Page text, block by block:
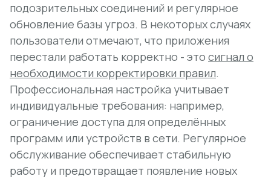
подозрительных соединений и регулярное
обновление базы угроз. В некоторых случаях
пользователи отмечают, что приложения
перестали работать корректно - это сигнал о
необходимости корректировки правил.
Профессиональная настройка учитывает
индивидуальные требования: например,
ограничение доступа для определённых
программ или устройств в сети. Регулярное
обслуживание обеспечивает стабильную
работу и предотвращает появление новых